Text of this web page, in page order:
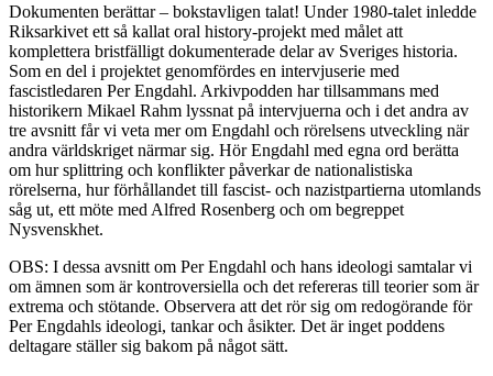
Dokumenten berättar – bokstavligen talat! Under 1980-talet inledde
Riksarkivet ett så kallat oral history-projekt med målet att
komplettera bristfälligt dokumenterade delar av Sveriges historia.
Som en del i projektet genomfördes en intervjuserie med
fascistledaren Per Engdahl. Arkivpodden har tillsammans med
historikern Mikael Rahm lyssnat på intervjuerna och i det andra av
tre avsnitt får vi veta mer om Engdahl och rörelsens utveckling när
andra världskriget närmar sig. Hör Engdahl med egna ord berätta
om hur splittring och konflikter påverkar de nationalistiska
rörelserna, hur förhållandet till fascist- och nazistpartierna utomlands
såg ut, ett möte med Alfred Rosenberg och om begreppet
Nysvenskhet.
OBS: I dessa avsnitt om Per Engdahl och hans ideologi samtalar vi
om ämnen som är kontroversiella och det refereras till teorier som är
extrema och stötande. Observera att det rör sig om redogörande för
Per Engdahls ideologi, tankar och åsikter. Det är inget poddens
deltagare ställer sig bakom på något sätt.